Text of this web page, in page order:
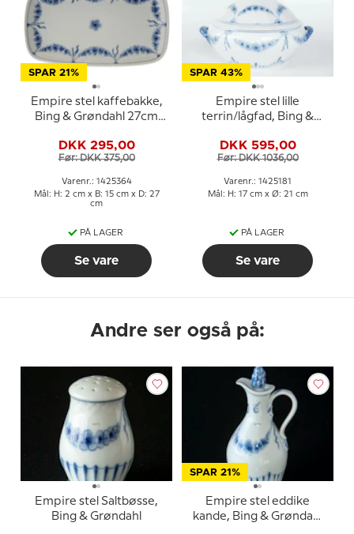
SPAR 21%
Empire stel kaffebakke,
Bing & Grøndahl 27cm
DKK 295,00
Før: DKK 375,00
Varenr.: 1425364
Mål: H: 2 cm x B: 15 cm x D: 27
cm
PÅ LAGER
Se vare
SPAR 43%
Empire stel lille
terrin/lågfad, Bing &
26cm) nr. 181 eller 665
DKK 595,00
Før: DKK 1036,00
Varenr.: 1425181
Mål: H: 17 cm x Ø: 21 cm
PÅ LAGER
Se vare
Andre ser også på:
Empire stel Saltbøsse,
Bing & Grøndahl
SPAR 21%
Empire stel eddike
kande, Bing & Grøndahl